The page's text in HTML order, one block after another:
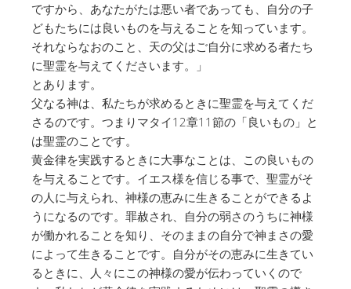
ですから、あなたがたは悪い者であっても、自分の子
どもたちには良いものを与えることを知っています。
それならなおのこと、天の父はご自分に求める者たち
に聖霊を与えてくださいます。」
とあります。
父なる神は、私たちが求めるときに聖霊を与えてくだ
さるのです。つまりマタイ12章11節の「良いもの」と
は聖霊のことです。
黄金律を実践するときに大事なことは、この良いもの
を与えることです。イエス様を信じる事で、聖霊がそ
の人に与えられ、神様の恵みに生きることができるよ
うになるのです。罪赦され、自分の弱さのうちに神様
が働かれることを知り、そのままの自分で神まさの愛
によって生きることです。自分がその恵みに生きてい
るときに、人々にこの神様の愛が伝わっていくので